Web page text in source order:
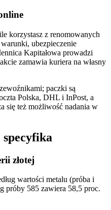
korzystasz z renomowanych
ubezpieczenie
Kapitałowa prowadzi
zamawia kuriera na własny
paczki są
Polska, DHL i InPost, a
się też możliwość nadania w
złotej
wartości metalu (próba i
próby 585 zawiera 58,5 proc.